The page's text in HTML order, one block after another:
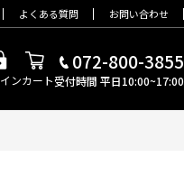
よくある質問 お問い合わせ
ンカート
072-800-3855
受付時間 平日10:00~17:00